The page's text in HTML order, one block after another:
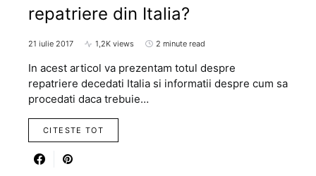
repatriere din Italia?
21 iulie 2017 1,2K views 2 minute read
In acest articol va prezentam totul despre
repatriere decedati Italia si informatii despre cum sa
procedati daca trebuie…
CITESTE TOT